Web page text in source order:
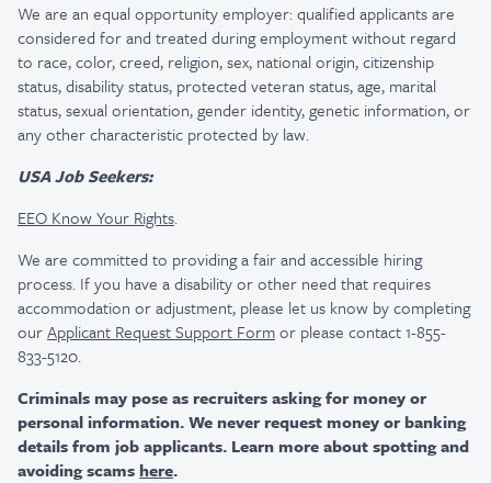
We are an equal opportunity employer: qualified applicants are
considered for and treated during employment without regard
to race, color, creed, religion, sex, national origin, citizenship
status, disability status, protected veteran status, age, marital
status, sexual orientation, gender identity, genetic information, or
any other characteristic protected by law.
USA Job Seekers:
EEO Know Your Rights.
We are committed to providing a fair and accessible hiring
process. If you have a disability or other need that requires
accommodation or adjustment, please let us know by completing
ourApplicant Request Support Formor please contact 1-855-
833-5120.
Criminals may pose as recruiters asking for money or
personal information. We never request money or banking
details from job applicants. Learn more about spotting and
avoiding scams here.